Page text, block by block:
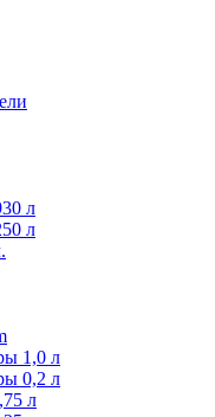
л
л
1,0 л
0,2 л
л